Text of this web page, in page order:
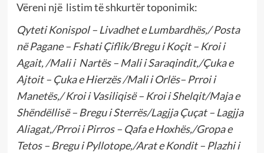
Vëreni një listim të shkurtër toponimik:
Qyteti Konispol – Livadhet e Lumbardhës,/ Posta
në Pagane – Fshati Çiflik/Bregu i Koçit – Kroi i
Agait, /Mali i Nartës – Mali i Saraqindit,/Çuka e
Ajtoit – Çuka e Hierzës /Mali i Orlës– Prroi i
Manetës,/ Kroi i Vasiliqisë – Kroi i Shelqit/Maja e
Shëndëllisë – Bregu i Sterrës/Lagjja Çuçat – Lagjja
Aliagat,/Prroi i Pirros – Qafa e Hoxhës,/Gropa e
Tetos – Bregu i Pyllotope,/Arat e Kondit – Plazhi i